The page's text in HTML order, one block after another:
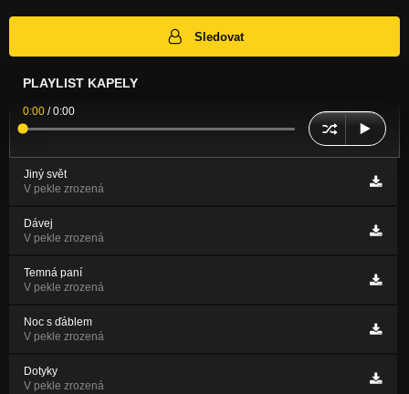
Sledovat
PLAYLIST KAPELY
0:00 /0:00
Jiný svět
V pekle zrozená
Dávej
V pekle zrozená
Temná paní
V pekle zrozená
Noc s ďáblem
V pekle zrozená
Dotyky
V pekle zrozená